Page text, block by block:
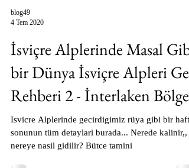
blog49
4 Tem 2020
İsviçre Alplerinde Masal Gibi
bir Dünya İsviçre Alpleri Gezi
Rehberi 2 - İnterlaken Bölgesi